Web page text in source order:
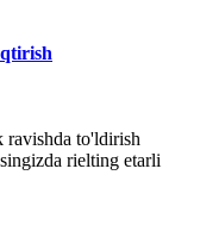
ravishda to'ldirish
rielting etarli